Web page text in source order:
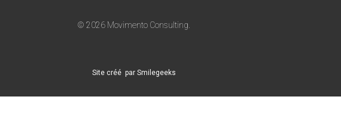
© 2026 Movimento Consulting.
Site créé ​ par Smilegeeks